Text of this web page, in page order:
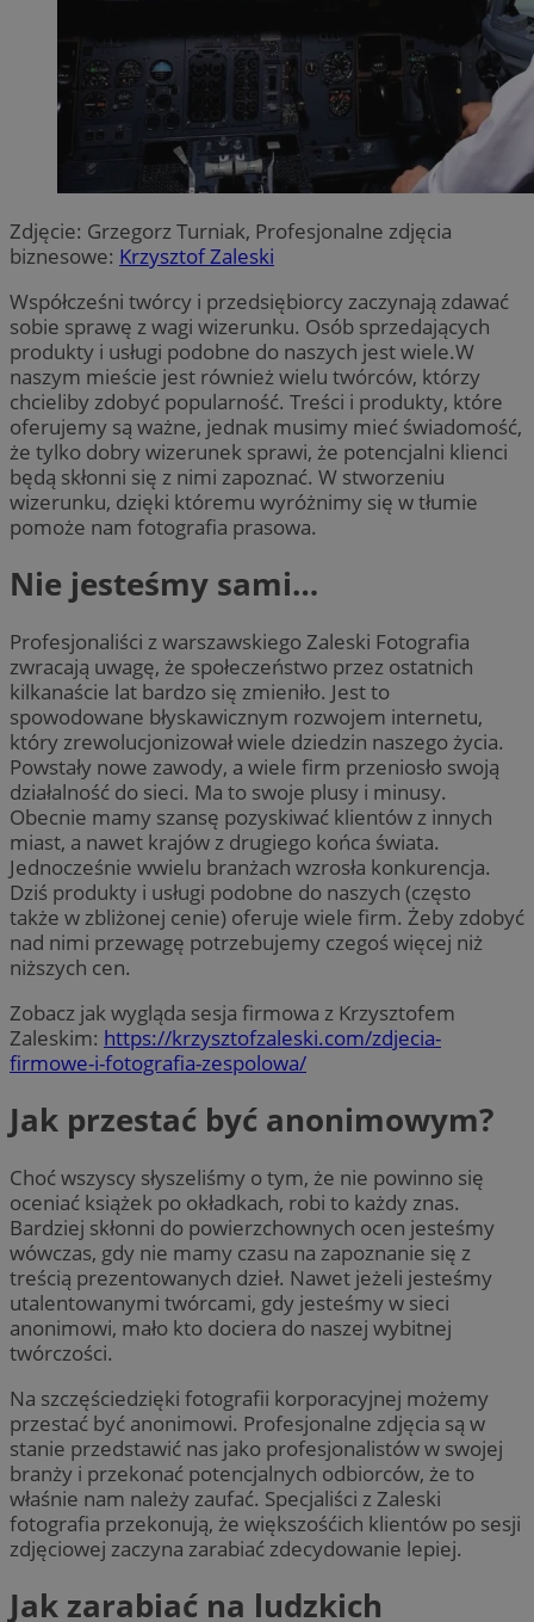
Zdjęcie: Grzegorz Turniak, Profesjonalne zdjęcia
biznesowe: Krzysztof Zaleski
Współcześni twórcy i przedsiębiorcy zaczynają zdawać
sobie sprawę z wagi wizerunku. Osób sprzedających
produkty i usługi podobne do naszych jest wiele.W
naszym mieście jest również wielu twórców, którzy
chcieliby zdobyć popularność. Treści i produkty, które
oferujemy są ważne, jednak musimy mieć świadomość,
że tylko dobry wizerunek sprawi, że potencjalni klienci
będą skłonni się z nimi zapoznać. W stworzeniu
wizerunku, dzięki któremu wyróżnimy się w tłumie
pomoże nam fotografia prasowa.
Nie jesteśmy sami…
Profesjonaliści z warszawskiego Zaleski Fotografia
zwracają uwagę, że społeczeństwo przez ostatnich
kilkanaście lat bardzo się zmieniło. Jest to
spowodowane błyskawicznym rozwojem internetu,
który zrewolucjonizował wiele dziedzin naszego życia.
Powstały nowe zawody, a wiele firm przeniosło swoją
działalność do sieci. Ma to swoje plusy i minusy.
Obecnie mamy szansę pozyskiwać klientów z innych
miast, a nawet krajów z drugiego końca świata.
Jednocześnie wwielu branżach wzrosła konkurencja.
Dziś produkty i usługi podobne do naszych (często
także w zbliżonej cenie) oferuje wiele firm. Żeby zdobyć
nad nimi przewagę potrzebujemy czegoś więcej niż
niższych cen.
Zobacz jak wygląda sesja firmowa z Krzysztofem
Zaleskim: https://krzysztofzaleski.com/zdjecia-
firmowe-i-fotografia-zespolowa/
Jak przestać być anonimowym?
Choć wszyscy słyszeliśmy o tym, że nie powinno się
oceniać książek po okładkach, robi to każdy znas.
Bardziej skłonni do powierzchownych ocen jesteśmy
wówczas, gdy nie mamy czasu na zapoznanie się z
treścią prezentowanych dzieł. Nawet jeżeli jesteśmy
utalentowanymi twórcami, gdy jesteśmy w sieci
anonimowi, mało kto dociera do naszej wybitnej
twórczości.
Na szczęściedzięki fotografii korporacyjnej możemy
przestać być anonimowi. Profesjonalne zdjęcia są w
stanie przedstawić nas jako profesjonalistów w swojej
branży i przekonać potencjalnych odbiorców, że to
właśnie nam należy zaufać. Specjaliści z Zaleski
fotografia przekonują, że większośćich klientów po sesji
zdjęciowej zaczyna zarabiać zdecydowanie lepiej.
Jak zarabiać na ludzkich